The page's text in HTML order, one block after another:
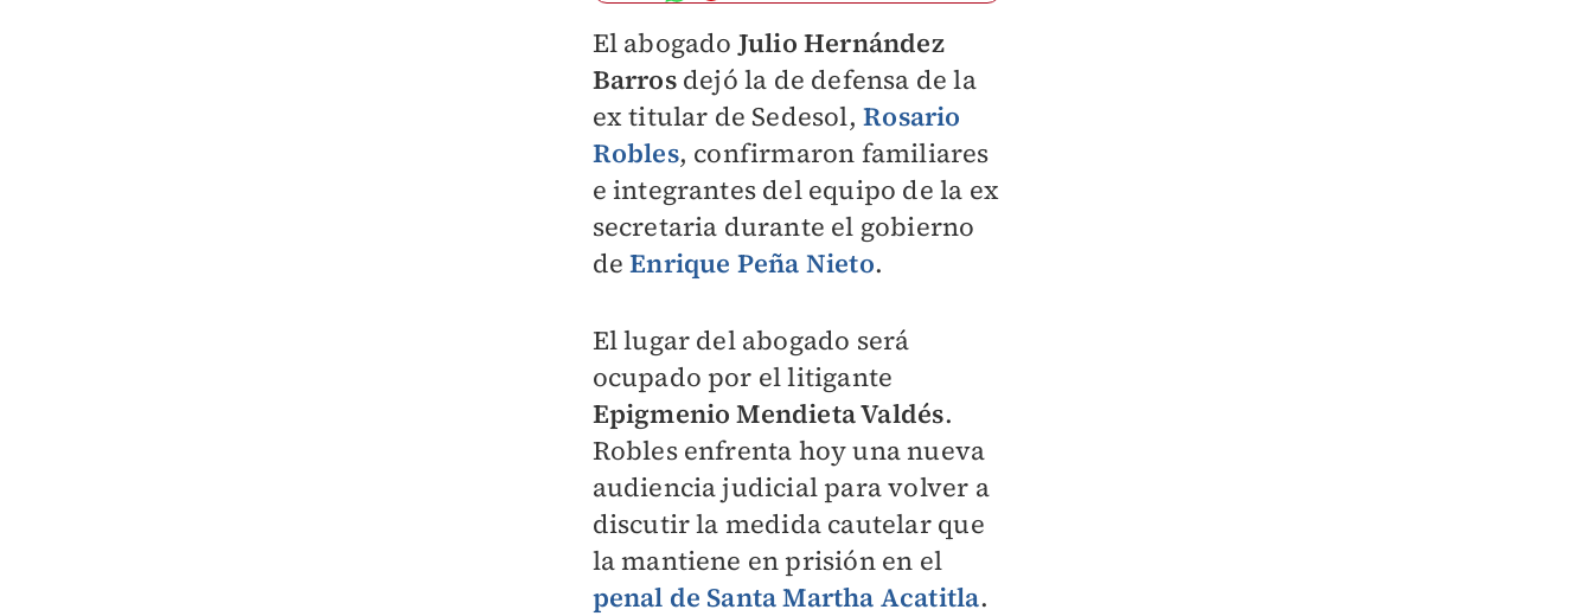
El abogado Julio Hernández
Barrosdejó la de defensa de la
ex titular de Sedesol,Rosario
Robles, confirmaron familiares
e integrantes del equipo de la ex
secretaria durante el gobierno
deEnrique Peña Nieto.
El lugar del abogado será
ocupado por el litigante
Epigmenio Mendieta Valdés.
Robles enfrenta hoy una nueva
audiencia judicial para volver a
discutir la medida cautelar que
la mantiene en prisión en el
penal de Santa Martha Acatitla.